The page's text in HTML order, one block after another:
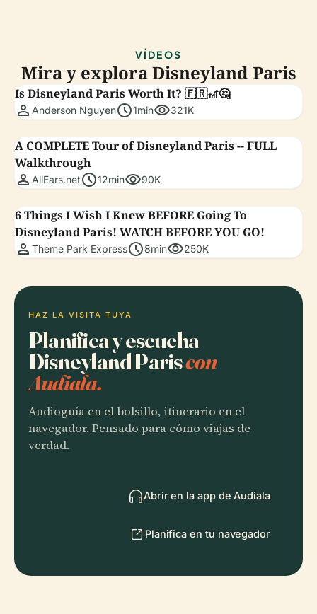
VÍDEOS
Mira y explora Disneyland Paris
Is Disneyland Paris Worth It? 🇫🇷🎢🤔
person Anderson Nguyenschedule1minvisibility321K
A COMPLETE Tour of Disneyland Paris -- FULL
Walkthrough
person AllEars.netschedule12minvisibility90K
6 Things I Wish I Knew BEFORE Going To
Disneyland Paris! WATCH BEFORE YOU GO!
person Theme Park Expressschedule8minvisibility250K
HAZ LA VISITA TUYA
Planifica y escucha
Disneyland Pariscon
Audiala.
Audioguía en el bolsillo, itinerario en el
navegador. Pensado para cómo viajas de
verdad.
Abrir en la app de Audiala
Planifica en tu navegador